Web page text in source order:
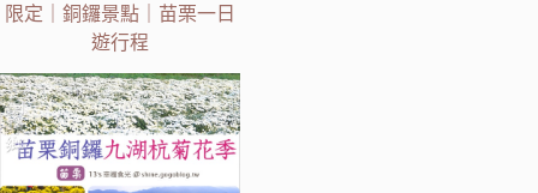
限定｜銅鑼景點｜苗栗一日
遊行程